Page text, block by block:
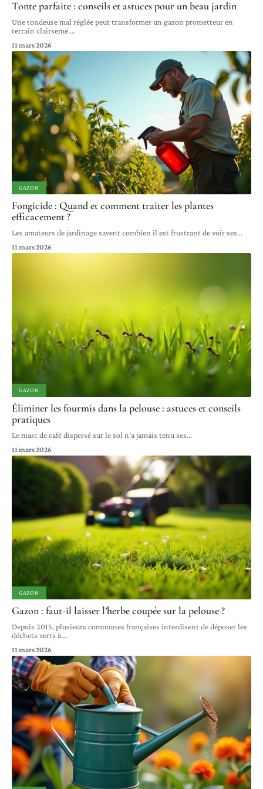
Tonte parfaite : conseils et astuces pour un beau jardin
Une tondeuse mal réglée peut transformer un gazon prometteur en
terrain clairsemé.…
11 mars 2026
GAZON
Fongicide : Quand et comment traiter les plantes
efficacement ?
Les amateurs de jardinage savent combien il est frustrant de voir ses…
11 mars 2026
GAZON
Éliminer les fourmis dans la pelouse : astuces et conseils
pratiques
Le marc de café dispersé sur le sol n’a jamais tenu ses…
11 mars 2026
GAZON
Gazon : faut-il laisser l’herbe coupée sur la pelouse ?
Depuis 2015, plusieurs communes françaises interdisent de déposer les
déchets verts à…
11 mars 2026